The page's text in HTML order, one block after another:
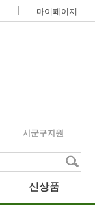
마이페이지
시군구지원
신상품